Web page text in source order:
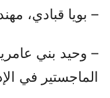
– بويا قبادي،
– وحيد بني
الماجستير في